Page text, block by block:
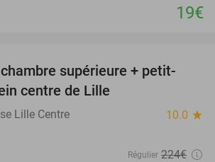
19€
33%
supérieure + petit-
centre de Lille
Lille Centre 10.0 star
Régulier 224€